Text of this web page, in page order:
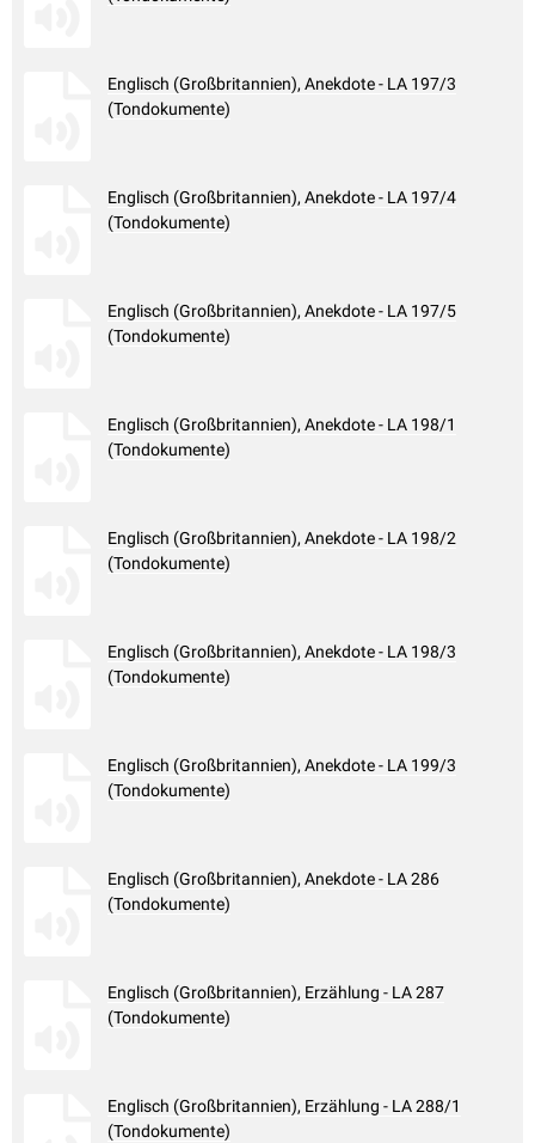
Englisch (Großbritannien), Anekdote - LA 197/3
(Tondokumente)
Englisch (Großbritannien), Anekdote - LA 197/4
(Tondokumente)
Englisch (Großbritannien), Anekdote - LA 197/5
(Tondokumente)
Englisch (Großbritannien), Anekdote - LA 198/1
(Tondokumente)
Englisch (Großbritannien), Anekdote - LA 198/2
(Tondokumente)
Englisch (Großbritannien), Anekdote - LA 198/3
(Tondokumente)
Englisch (Großbritannien), Anekdote - LA 199/3
(Tondokumente)
Englisch (Großbritannien), Anekdote - LA 286
(Tondokumente)
Englisch (Großbritannien), Erzählung - LA 287
(Tondokumente)
Englisch (Großbritannien), Erzählung - LA 288/1
(Tondokumente)